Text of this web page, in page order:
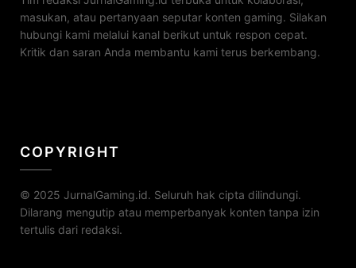
masukan, atau pertanyaan seputar konten gaming. Silakan
hubungi kami melalui kanal berikut untuk respon cepat.
Kritik dan saran Anda membantu kami terus berkembang.
COPYRIGHT
© 2025 JurnalGaming.id. Seluruh hak cipta dilindungi.
Dilarang mengutip atau memperbanyak konten tanpa izin
tertulis dari redaksi.